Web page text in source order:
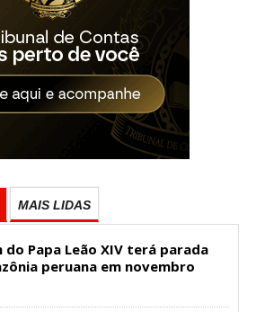
MAIS LIDAS
do Papa Leão XIV terá parada
peruana em novembro